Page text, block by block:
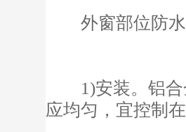
外窗部位防水
1)安装。铝合
应均匀，宜控制